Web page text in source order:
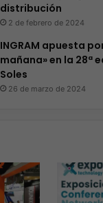
distribución
2 de febrero de 2024
INGRAM apuesta
mañana» en la 28ª
Soles
26 de marzo de 2024